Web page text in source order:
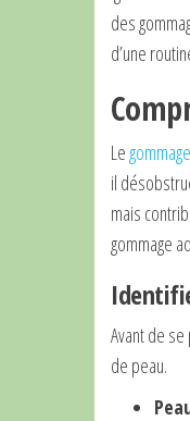
des
d’une
Le gommage
il
mais
gommage
Avant de
de peau.